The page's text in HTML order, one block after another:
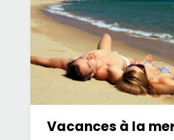
Vacances à la